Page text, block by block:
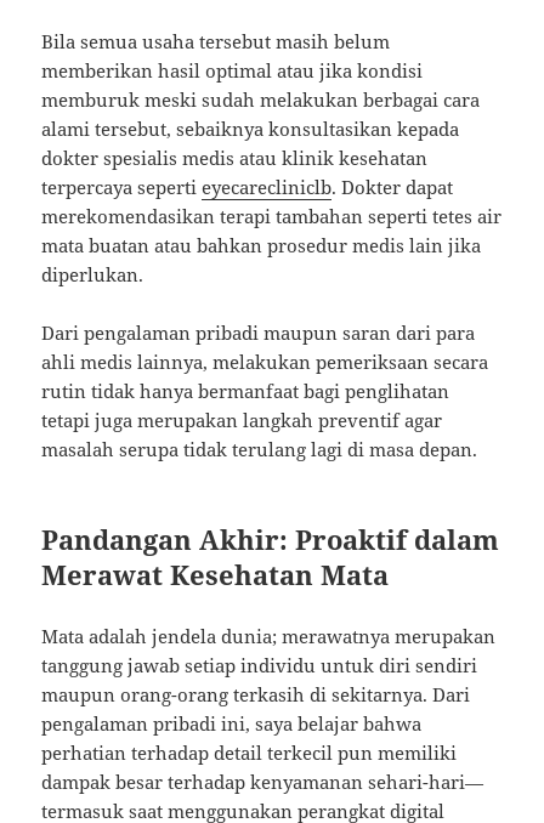
Bila semua usaha tersebut masih belum
memberikan hasil optimal atau jika kondisi
memburuk meski sudah melakukan berbagai cara
alami tersebut, sebaiknya konsultasikan kepada
dokter spesialis medis atau klinik kesehatan
terpercaya sepertieyecarecliniclb. Dokter dapat
merekomendasikan terapi tambahan seperti tetes air
mata buatan atau bahkan prosedur medis lain jika
diperlukan.
Dari pengalaman pribadi maupun saran dari para
ahli medis lainnya, melakukan pemeriksaan secara
rutin tidak hanya bermanfaat bagi penglihatan
tetapi juga merupakan langkah preventif agar
masalah serupa tidak terulang lagi di masa depan.
Pandangan Akhir: Proaktif dalam
Merawat Kesehatan Mata
Mata adalah jendela dunia; merawatnya merupakan
tanggung jawab setiap individu untuk diri sendiri
maupun orang-orang terkasih di sekitarnya. Dari
pengalaman pribadi ini, saya belajar bahwa
perhatian terhadap detail terkecil pun memiliki
dampak besar terhadap kenyamanan sehari-hari—
termasuk saat menggunakan perangkat digital